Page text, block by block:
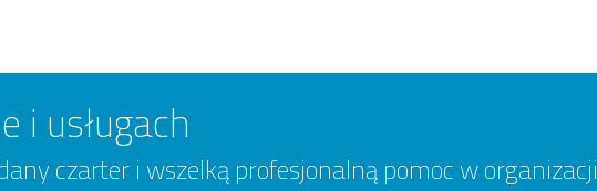
i usługach
czarter i wszelką profesjonalną pomoc w organizacji